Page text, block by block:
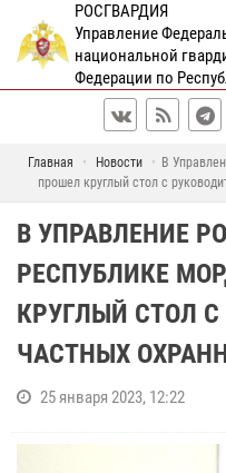
РОСГВАРДИЯ
Управление
национальной
Федерации по
Главная Новости
В
прошел круглый стол с
В УПРАВЛЕНИЕ
РЕСПУБЛИКЕ
КРУГЛЫЙ СТОЛ
ЧАСТНЫХ
25 января 2023, 12:22